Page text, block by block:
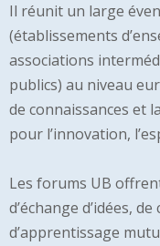
Il réunit un large
(établissements
associations
publics) au niveau
de connaissances et
pour l’innovation,
Les forums UB
d’échange d’idées,
d’apprentissage